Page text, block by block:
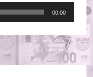
00:00